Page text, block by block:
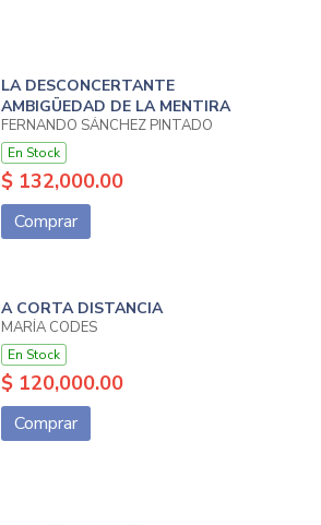
LA DESCONCERTANTE
AMBIGÜEDAD DE LA MENTIRA
FERNANDO SÁNCHEZ PINTADO
En Stock
$ 132,000.00
Comprar
A CORTA DISTANCIA
MARÍA CODES
En Stock
$ 120,000.00
Comprar